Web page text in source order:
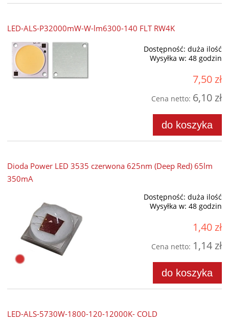
LED-ALS-P32000mW-W-lm6300-140 FLT RW4K
Dostępność: duża ilość
Wysyłka w: 48 godzin
7,50 zł
Cena netto: 6,10 zł
do koszyka
Dioda Power LED 3535 czerwona 625nm (Deep Red) 65lm
350mA
Dostępność: duża ilość
Wysyłka w: 48 godzin
1,40 zł
Cena netto: 1,14 zł
do koszyka
LED-ALS-5730W-1800-120-12000K- COLD